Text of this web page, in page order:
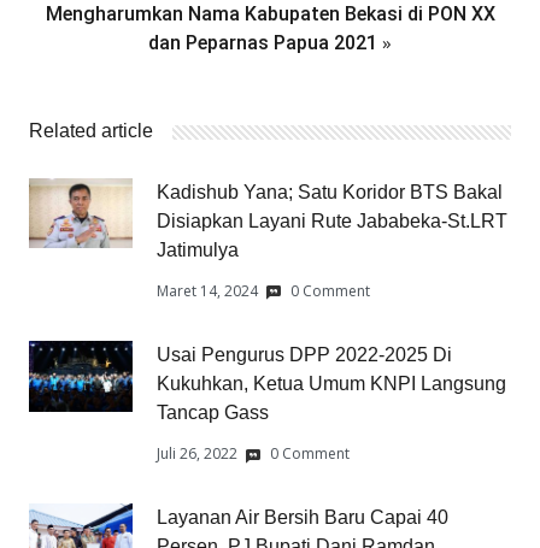
Mengharumkan Nama Kabupaten Bekasi di PON XX
dan Peparnas Papua 2021 »
Related article
Kadishub Yana; Satu Koridor BTS Bakal
Disiapkan Layani Rute Jababeka-St.LRT
Jatimulya
Maret 14, 2024 0 Comment
Usai Pengurus DPP 2022-2025 Di
Kukuhkan, Ketua Umum KNPI Langsung
Tancap Gass
Juli 26, 2022 0 Comment
Layanan Air Bersih Baru Capai 40